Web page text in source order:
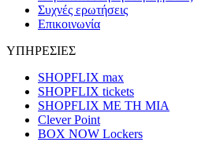
Συχνές ερωτήσεις
Επικοινωνία
ΥΠΗΡΕΣΙΕΣ
SHOPFLIX max
SHOPFLIX tickets
SHOPFLIX ΜΕ ΤΗ ΜΙΑ
Clever Point
BOX NOW Lockers